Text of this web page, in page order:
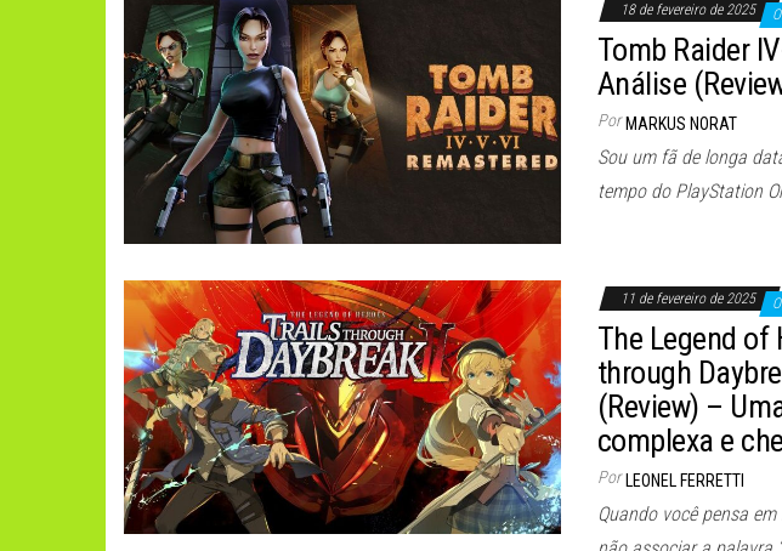
18 de fevereiro de 2025
Tomb Raider
Análise
Por MARKUS NORAT
Sou um fã de longa
tempo do PlayStation
11 de fevereiro de 2025
The Legend of
through
(Review) –
complexa e
Por LEONEL FERRETTI
Quando você pensa